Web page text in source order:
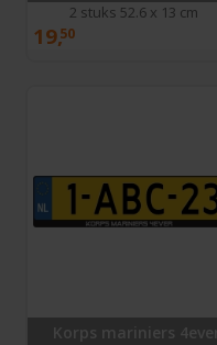
2 stuks 52.6 x 13 cm
19,50
Korps mariniers 4ever